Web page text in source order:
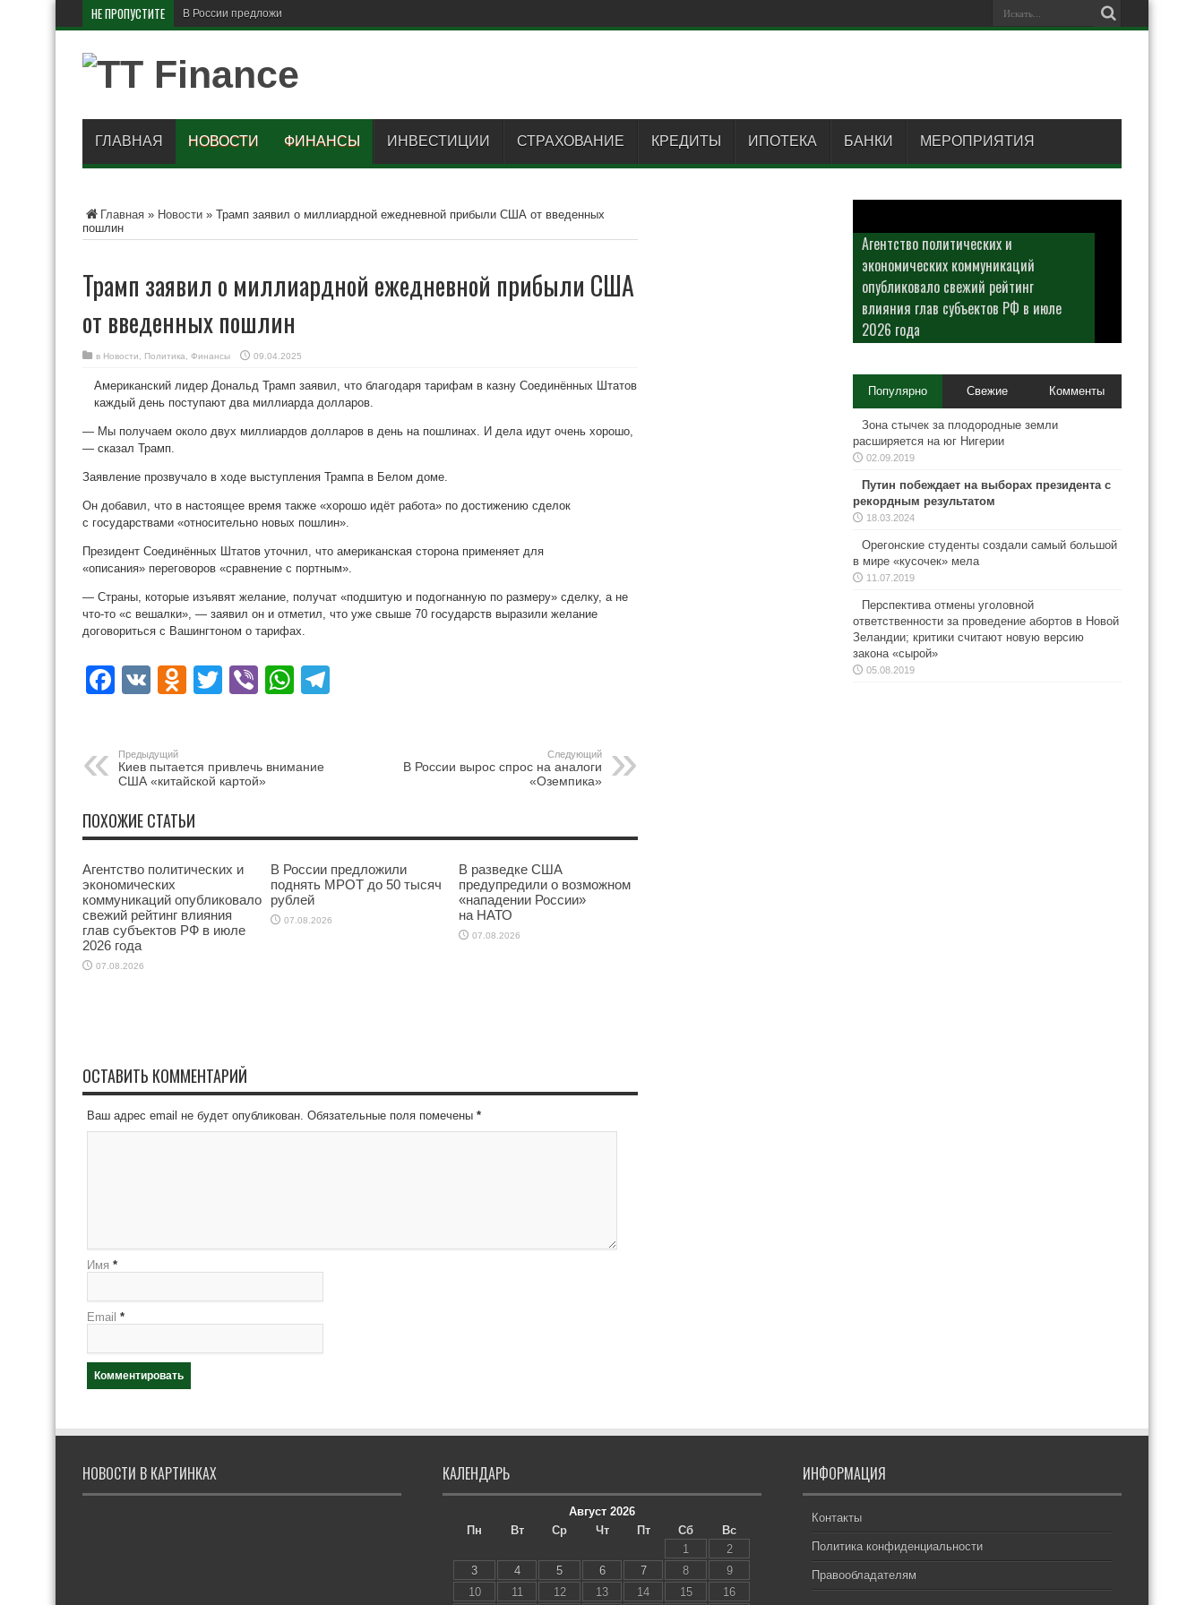
НЕ ПРОПУСТИТЕ В России предложили поднять
ГЛАВНАЯ НОВОСТИ ФИНАНСЫ ИНВЕСТИЦИИ СТРАХОВАНИЕ КРЕДИТЫ ИПОТЕКА БАНКИ МЕРОПРИЯТИЯ
Главная » Новости » Трамп заявил о миллиардной ежедневной прибыли США от введенных
пошлин
Трамп заявил о миллиардной ежедневной прибыли США
от введенных пошлин
в Новости Политика Финансы 09.04.2025
Американский лидер Дональд Трамп заявил, что благодаря тарифам в казну Соединённых Штатов
каждый день поступают два миллиарда долларов.
— Мы получаем около двух миллиардов долларов в день на пошлинах. И дела идут очень хорошо,
— сказал Трамп.
Заявление прозвучало в ходе выступления Трампа в Белом доме.
Он добавил, что в настоящее время также «хорошо идёт работа» по достижению сделок
с государствами «относительно новых пошлин».
Президент Соединённых Штатов уточнил, что американская сторона применяет для
«описания» переговоров «сравнение с портным».
— Страны, которые изъявят желание, получат «подшитую и подогнанную по размеру» сделку, а не
что-то «с вешалки», — заявил он и отметил, что уже свыше 70 государств выразили желание
договориться с Вашингтоном о тарифах.
Facebook
VK Odnoklassniki
Twitter
ViberWhatsApp
Предыдущий
Киев пытается привлечь внимание
США «китайской картой»
Следующий
В России вырос спрос на аналоги
«Оземпика»
ПОХОЖИЕ СТАТЬИ
Агентство политических и
экономических
коммуникаций опубликовало
свежий рейтинг влияния
глав субъектов РФ в июле
2026 года
07.08.2026
В России предложили
поднять МРОТ до 50 тысяч
рублей
07.08.2026
В разведке США
предупредили о возможном
«нападении России»
на НАТО
07.08.2026
ОСТАВИТЬ КОММЕНТАРИЙ
Ваш адрес email не будет опубликован. Обязательные поля помечены *
Имя *
Email *
Агентство политических и
экономических коммуникаций
опубликовало свежий рейтинг
влияния глав субъектов РФ в июле
2026 года
Популярно Свежие Комменты
Зона стычек за плодородные земли
расширяется на юг Нигерии
02.09.2019
Путин побеждает на выборах президента с
рекордным результатом
18.03.2024
Орегонские студенты создали самый большой
в мире «кусочек» мела
11.07.2019
Перспектива отмены уголовной
ответственности за проведение абортов в Новой
Зеландии; критики считают новую версию
закона «сырой»
05.08.2019
НОВОСТИ В КАРТИНКАХ КАЛЕНДАРЬ
Август 2026
Пн
Вт Ср Чт Пт Сб
Вс
1
2
3
4 5 6 7 8
9
10
11 12 13 14 15 16
ИНФОРМАЦИЯ
Контакты
Политика конфиденциальности
Правообладателям